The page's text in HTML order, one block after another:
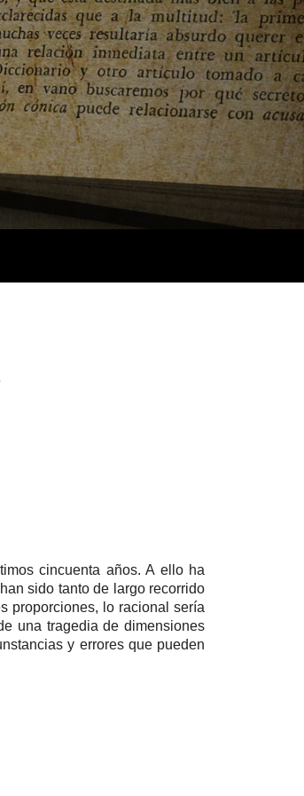
cincuenta años. A ello ha
sido tanto de largo recorrido
proporciones, lo racional sería
una tragedia de dimensiones
y errores que pueden